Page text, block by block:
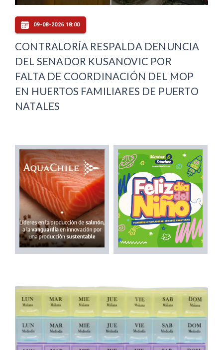
09-08-2026 18:00
CONTRALORÍA RESPALDA DENUNCIA
DEL SENADOR KUSANOVIC POR
FALTA DE COORDINACIÓN DEL MOP
EN HUERTOS FAMILIARES DE PUERTO
NATALES